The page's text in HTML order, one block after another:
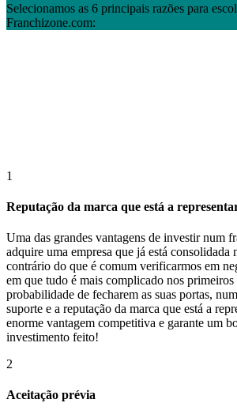
Selecionamos as 6 principais razões para
Franchizone.com:
1
Reputação da marca que está a
Uma das grandes vantagens de investir num
adquire uma empresa que já está consolidada
contrário do que é comum verificarmos em
em que tudo é mais complicado nos primeiros
probabilidade de fecharem as suas portas,
suporte e a reputação da marca que está a
enorme vantagem competitiva e garante um
investimento feito!
2
Aceitação prévia